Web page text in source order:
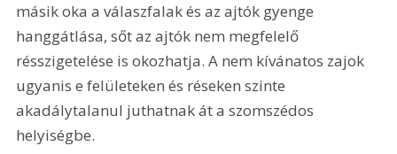
másik oka a válaszfalak és az ajtók gyenge
hanggátlása, sőt az ajtók nem megfelelő
résszigetelése is okozhatja. A nem kívánatos zajok
ugyanis e felületeken és réseken szinte
akadálytalanul juthatnak át a szomszédos
helyiségbe.